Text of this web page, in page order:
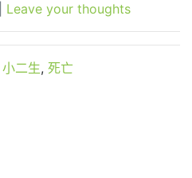
Leave your thoughts
小二生, 死亡